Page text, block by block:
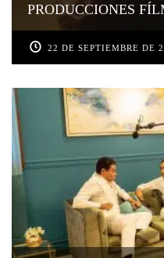
PRODUCCIONES
22 DE SEPTIEMBRE DE